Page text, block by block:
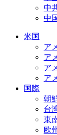
中
中
米国
ア
ア
ア
ア
国際
朝
台
東
欧